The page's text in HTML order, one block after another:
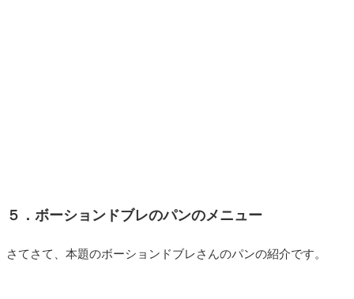
５．ボーションドブレのパンのメニュー
さてさて、本題のボーションドブレさんのパンの紹介です。